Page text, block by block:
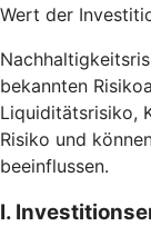
Wert der
bekannten
Liquiditätsrisiko,
Risiko und
beeinflussen.
I.